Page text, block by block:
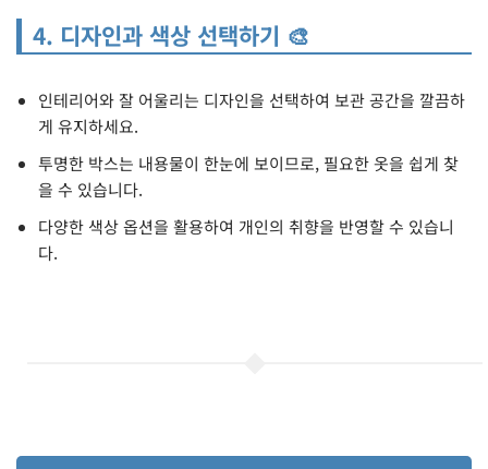
4. 디자인과 색상 선택하기 🎨
인테리어와 잘 어울리는 디자인을 선택하여 보관 공간을 깔끔하
게 유지하세요.
투명한 박스는 내용물이 한눈에 보이므로, 필요한 옷을 쉽게 찾
을 수 있습니다.
다양한 색상 옵션을 활용하여 개인의 취향을 반영할 수 있습니
다.